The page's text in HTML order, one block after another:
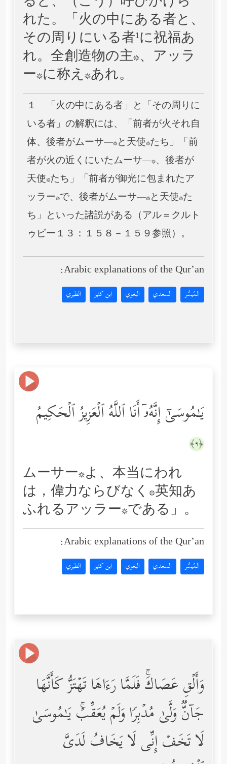
れた。「火の中にある者と、
その周りにいる者¹に祝福あ
れ。全創造物の主*、アッラ
ー*に称え*あれ。
１ 「火の中にある者」と「その周りに
いる者」の解釈には、「前者が火それ自
体、後者がムーサ―*と天使*たち」「前
者が火の近くにいたムーサ―*、後者が
天使*たち」「前者が御光に包まれたア
ッラー*で、後者がムーサ―*と天使*た
ち」といった諸説がある（アル＝クルト
ゥビー１３：１５８－１５９参照）。
Arabic explanations of the Qur’an:
المُيسَّر السعدي البغوي ابن كثير الطبري
یَـٰمُوسَىٰۤ إِنَّهُۥۤ أَنَا ٱللَّهُ ٱلۡعَزِیزُ ٱلۡحَكِیمُ
﴿٩﴾
ムーサー*よ、本当にわれ
は，偉力ならびなく*英知あ
ふれるアッラー*である」。
Arabic explanations of the Qur’an:
المُيسَّر السعدي البغوي ابن كثير الطبري
وَأَلۡقِ عَصَاكَۚ فَلَمَّا رَءَاهَا تَهۡتَزُّ كَأَنَّهَا
جَاۤنࣱّ وَلَّىٰ مُدۡبِرࣰا وَلَمۡ یُعَقِّبۡۚ یَـٰمُوسَىٰ
لَا تَخَفۡ إِنِّی لَا یَخَافُ لَدَیَّ